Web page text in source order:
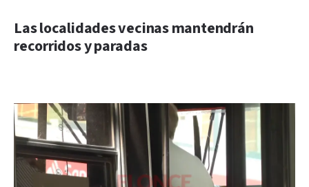
Las localidades vecinas mantendrán
recorridos y paradas